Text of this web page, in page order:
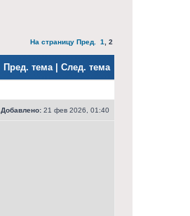
На страницу Пред. 1 2
Пред. тема| След. тема
Добавлено: 21 фев 2026, 01:40